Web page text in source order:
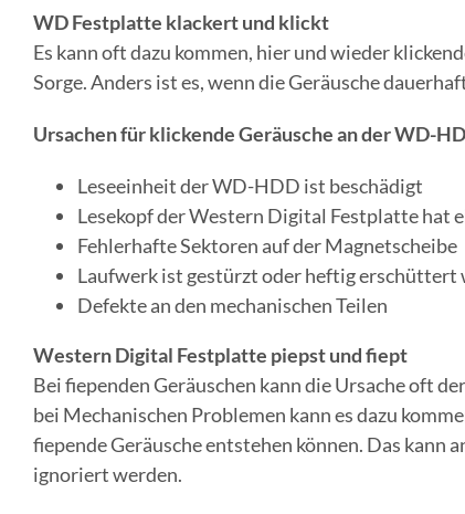
WD Festplatte klackert und klickt
Es kann oft dazu kommen, hier und wieder
Sorge. Anders ist es, wenn die Geräusche
Ursachen für klickende Geräusche an der WD-
Leseeinheit der WD-HDD ist beschädigt
Lesekopf der Western Digital Festplatte hat
Fehlerhafte Sektoren auf der Magnetscheibe
Laufwerk ist gestürzt oder heftig erschüttert
Defekte an den mechanischen Teilen
Western Digital Festplatte piepst und fiept
Bei fiependen Geräuschen kann die Ursache oft
bei Mechanischen Problemen kann es dazu
fiepende Geräusche entstehen können. Das kann
ignoriert werden.